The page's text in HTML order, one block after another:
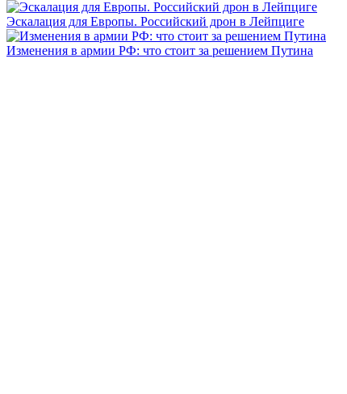
Эскалация для Европы. Российский дрон в Лейпциге
Изменения в армии РФ: что стоит за решением Путина